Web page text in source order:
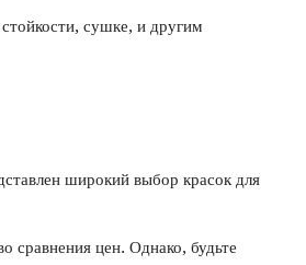
сушке, и другим
широкий выбор красок для
сравнения цен. Однако, будьте